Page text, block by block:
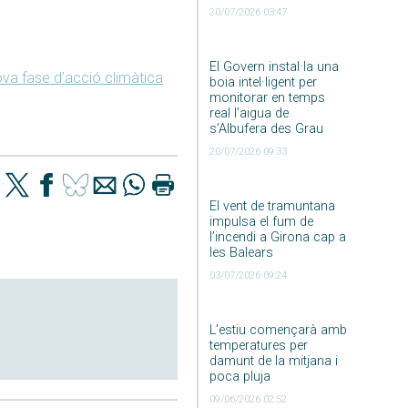
20/07/2026 03:47
El Govern instal·la una
boia intel·ligent per
monitorar en temps
real l’aigua de
s’Albufera des Grau
20/07/2026 09:33
El vent de tramuntana
impulsa el fum de
l’incendi a Girona cap a
les Balears
03/07/2026 09:24
L’estiu començarà amb
temperatures per
damunt de la mitjana i
poca pluja
09/06/2026 02:52
fase d’acció climàtica